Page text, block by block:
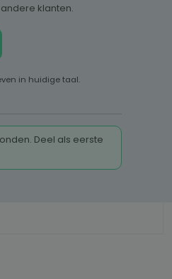
klanten.
in huidige taal.
Deel als eerste